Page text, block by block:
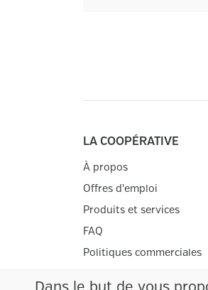
LA COOPÉRATIVE
À propos
Offres d'emploi
Produits et services
FAQ
Politiques commerciales